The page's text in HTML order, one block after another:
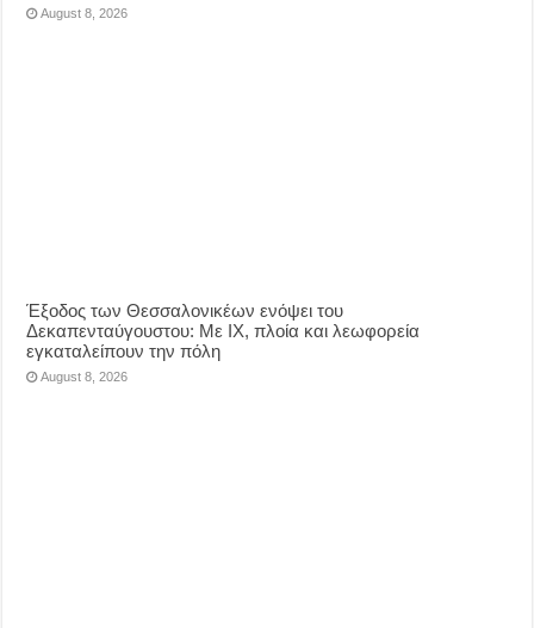
August 8, 2026
Έξοδος των Θεσσαλονικέων ενόψει του
Δεκαπενταύγουστου: Με ΙΧ, πλοία και λεωφορεία
εγκαταλείπουν την πόλη
August 8, 2026